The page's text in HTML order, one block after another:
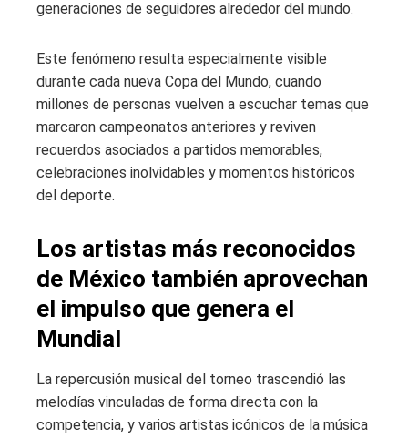
generaciones de seguidores alrededor del mundo.
Este fenómeno resulta especialmente visible
durante cada nueva Copa del Mundo, cuando
millones de personas vuelven a escuchar temas que
marcaron campeonatos anteriores y reviven
recuerdos asociados a partidos memorables,
celebraciones inolvidables y momentos históricos
del deporte.
Los artistas más reconocidos
de México también aprovechan
el impulso que genera el
Mundial
La repercusión musical del torneo trascendió las
melodías vinculadas de forma directa con la
competencia, y varios artistas icónicos de la música